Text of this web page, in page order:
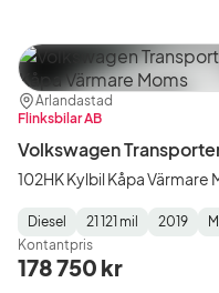
Plats:
Arlandastad
Återförsäljare:
Flinksbilar AB
Volkswagen
102HK Kylbil Kåpa Värmare
Fuel
Type:
Diesel
Mätarställning:
21 121 mil
Model
Year:
2019
Gearbox
Type:
Kontantpris
178 750 kr